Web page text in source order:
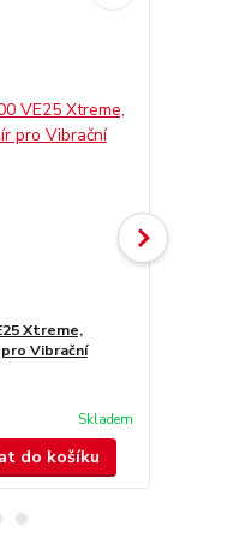
Xtreme,
Vibrační
Skladem
do košíku